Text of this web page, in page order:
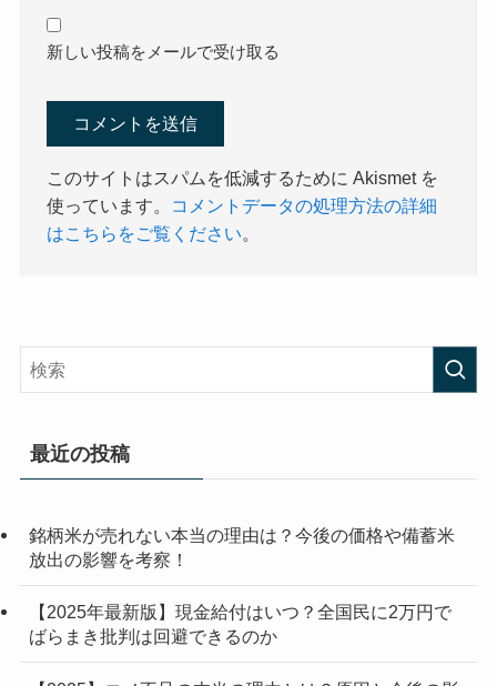
新しい投稿をメールで受け取る
このサイトはスパムを低減するために Akismet を
使っています。
コメントデータの処理方法の詳細
はこちらをご覧ください。
最近の投稿
銘柄米が売れない本当の理由は？今後の価格や備蓄米
放出の影響を考察！
【2025年最新版】現金給付はいつ？全国民に2万円で
ばらまき批判は回避できるのか